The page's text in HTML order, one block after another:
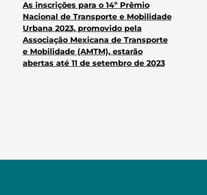
As inscrições para o 14º Prêmio
Nacional de Transporte e Mobilidade
Urbana 2023, promovido pela
Associação Mexicana de Transporte
e Mobilidade (AMTM), estarão
abertas até 11 de setembro de 2023